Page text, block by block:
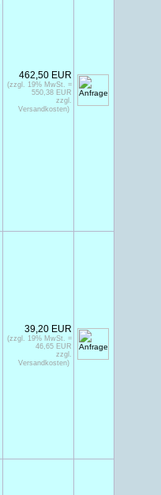
462,50 EUR
(zzgl. 19% MwSt. =
550,38 EUR
zzgl.
Versandkosten)
39,20 EUR
(zzgl. 19% MwSt. =
46,65 EUR
zzgl.
Versandkosten)